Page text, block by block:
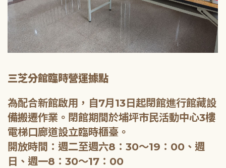
三芝分館臨時營運據點
為配合新館啟用，自7月13日起閉館進行館藏設
備搬遷作業。閉館期間於埔坪市民活動中心3樓
電梯口廊道設立臨時櫃臺。
開放時間：週二至週六8：30～19：00、週
日、週一8：30～17：00